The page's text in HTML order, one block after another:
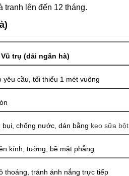
tranh lên đến 12 tháng.
trụ (dải ngân hà)
yêu cầu, tối thiểu 1 mét vuông
bụi, chống nước, dán bằng keo sữa bột
kính, tường, bề mặt phẳng
thoáng, tránh ánh nắng trực tiếp